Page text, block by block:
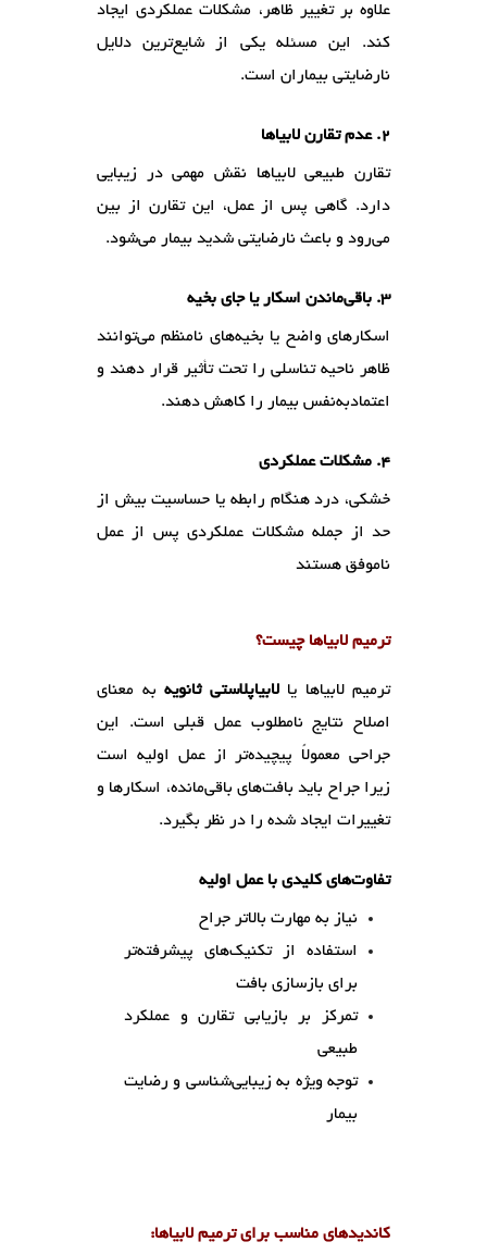
علاوه بر تغییر ظاهر، مشکلات عملکردی ایجاد
کند. این مسئله یکی از شایع‌ترین دلایل
نارضایتی بیماران است.
۲. عدم تقارن لابیاها
تقارن طبیعی لابیاها نقش مهمی در زیبایی
دارد. گاهی پس از عمل، این تقارن از بین
می‌رود و باعث نارضایتی شدید بیمار می‌شود.
۳. باقی‌ماندن اسکار یا جای بخیه
اسکارهای واضح یا بخیه‌های نامنظم می‌توانند
ظاهر ناحیه تناسلی را تحت تأثیر قرار دهند و
اعتمادبه‌نفس بیمار را کاهش دهند.
۴. مشکلات عملکردی
خشکی، درد هنگام رابطه یا حساسیت بیش از
حد از جمله مشکلات عملکردی پس از عمل
ناموفق هستند
ترمیم لابیاها چیست؟
ترمیم لابیاها یالابیاپلاستی ثانویه به معنای
اصلاح نتایج نامطلوب عمل قبلی است. این
جراحی معمولاً پیچیده‌تر از عمل اولیه است
زیرا جراح باید بافت‌های باقی‌مانده، اسکارها و
تغییرات ایجاد شده را در نظر بگیرد.
تفاوت‌های کلیدی با عمل اولیه
نیاز به مهارت بالاتر جراح
استفاده از تکنیک‌های پیشرفته‌تر
برای بازسازی بافت
تمرکز بر بازیابی تقارن و عملکرد
طبیعی
توجه ویژه به زیبایی‌شناسی و رضایت
بیمار
کاندیدهای مناسب برای ترمیم لابیاها: